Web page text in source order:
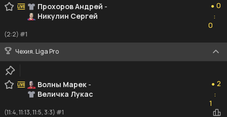
Прохоров Андрей -
Никулин Сергей
● 0
:
0
(2:2) #1
Чехия. Liga Pro
Волны Марек -
Величка Лукас
● 2
:
1
(11:4, 11:13, 11:5, 3:3) #1